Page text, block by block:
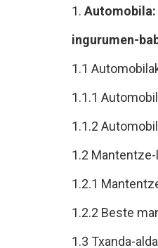
1.
ingurumen-
1.1
1.1.1
1.1.2
1.2 Mantentze-
1.2.1
1.2.2 Beste
1.3 Txanda-